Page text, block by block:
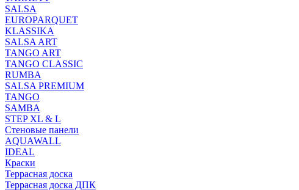
SALSA
EUROPARQUET
KLASSIKA
SALSA ART
TANGO ART
TANGO CLASSIC
RUMBA
SALSA PREMIUM
TANGO
SAMBA
STEP XL & L
Стеновые панели
AQUAWALL
IDEAL
Краски
Террасная доска
Террасная доска ДПК